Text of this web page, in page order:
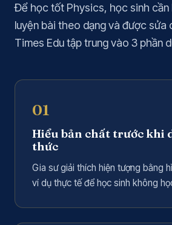
Để học tốt Physics, học sinh cần
luyện bài theo dạng và được sửa
Times Edu tập trung vào 3 phần
01
Hiểu bản chất trước khi
thức
Gia sư giải thích hiện tượng bằng
ví dụ thực tế để học sinh không